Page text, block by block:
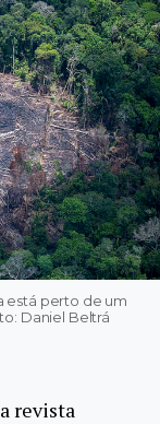
está perto de um
Daniel Beltrá
revista